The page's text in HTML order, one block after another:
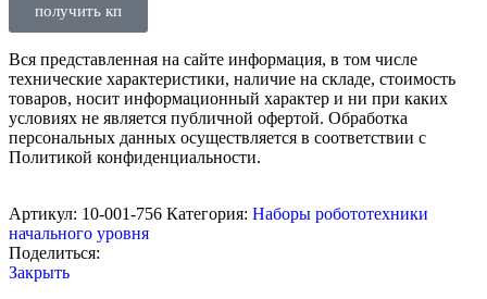
получить кп
Вся представленная на сайте информация, в том числе
технические характеристики, наличие на складе, стоимость
товаров, носит информационный характер и ни при каких
условиях не является публичной офертой. Обработка
персональных данных осуществляется в соответствии с
Политикой конфиденциальности.
Артикул: 10-001-756 Категория: Наборы робототехники
начального уровня
Поделиться:
Закрыть